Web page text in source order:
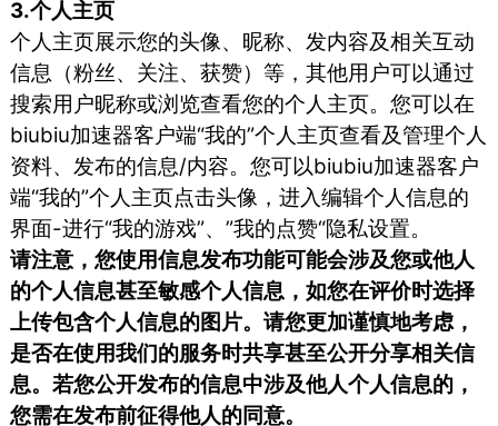
3.个人主页
个人主页展示您的头像、昵称、发内容及相关互动
信息（粉丝、关注、获赞）等，其他用户可以通过
搜索用户昵称或浏览查看您的个人主页。您可以在
biubiu加速器客户端“我的”个人主页查看及管理个人
资料、发布的信息/内容。您可以biubiu加速器客户
端“我的”个人主页点击头像，进入编辑个人信息的
界面-进行“我的游戏”、”我的点赞“隐私设置。
请注意，您使用信息发布功能可能会涉及您或他人
的个人信息甚至敏感个人信息，如您在评价时选择
上传包含个人信息的图片。请您更加谨慎地考虑，
是否在使用我们的服务时共享甚至公开分享相关信
息。若您公开发布的信息中涉及他人个人信息的，
您需在发布前征得他人的同意。